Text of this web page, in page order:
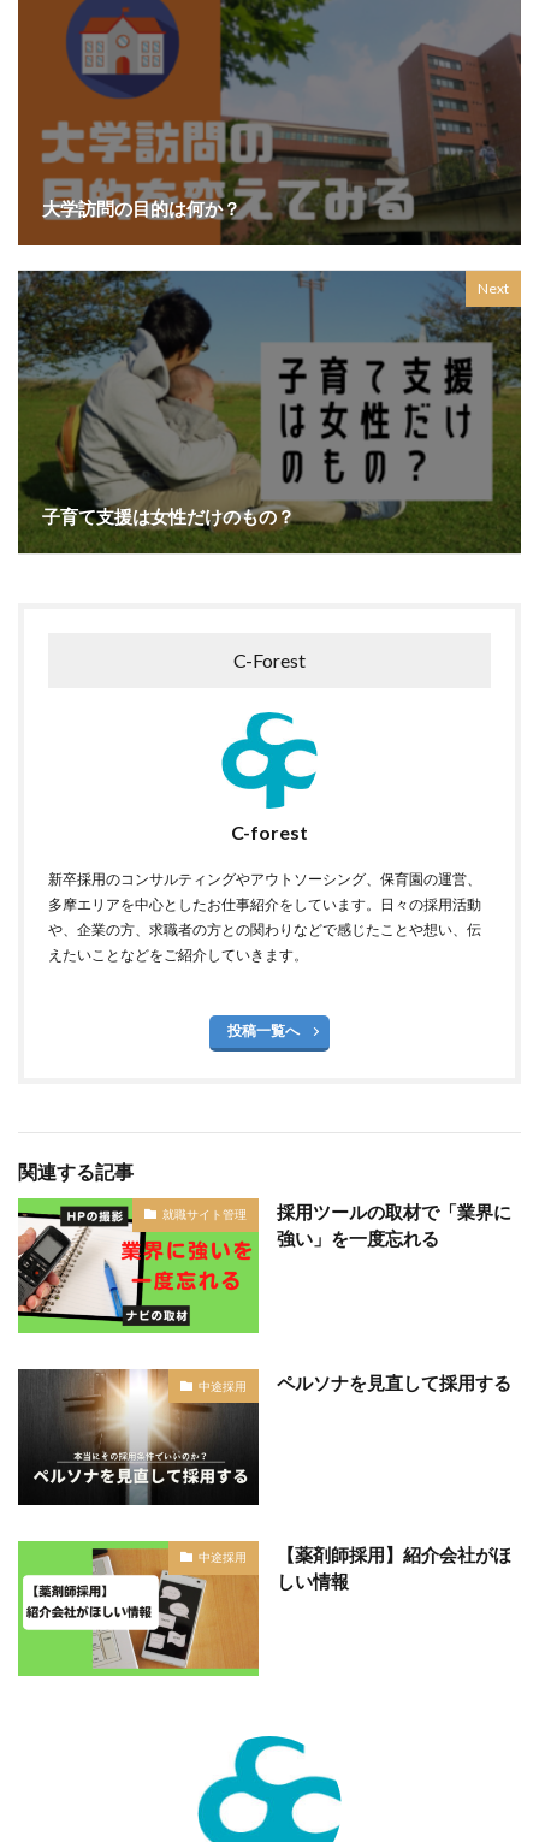
大学訪問の目的は何か？
Next
子育て支援は女性だけのもの？
C-Forest
C-forest
新卒採用のコンサルティングやアウトソーシング、保育園の運営、
多摩エリアを中心としたお仕事紹介をしています。日々の採用活動
や、企業の方、求職者の方との関わりなどで感じたことや想い、伝
えたいことなどをご紹介していきます。
投稿一覧へ
関連する記事
就職サイト管理
採用ツールの取材で「業界に
強い」を一度忘れる
中途採用 ペルソナを見直して採用する
中途採用
【薬剤師採用】紹介会社がほ
しい情報